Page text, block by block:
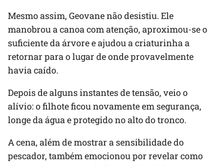
Mesmo assim, Geovane não desistiu. Ele
manobrou a canoa com atenção, aproximou-se o
suficiente da árvore e ajudou a criaturinha a
retornar para o lugar de onde provavelmente
havia caído.
Depois de alguns instantes de tensão, veio o
alívio: o filhote ficou novamente em segurança,
longe da água e protegido no alto do tronco.
A cena, além de mostrar a sensibilidade do
pescador, também emocionou por revelar como